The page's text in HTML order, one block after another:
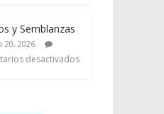
y Semblanzas
20, 2026
desactivados